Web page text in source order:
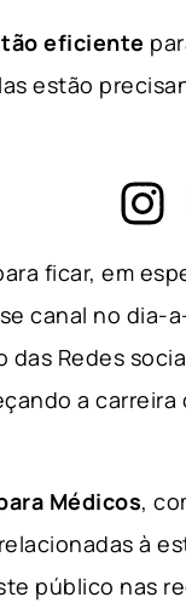
eficiente
estão
ficar, em
canal no
das Redes
a
Médicos,
à
público nas